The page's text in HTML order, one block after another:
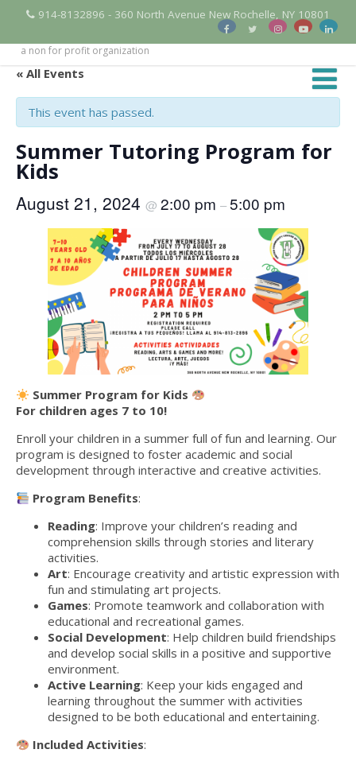
914-8132896 - 360 North Avenue New Rochelle, NY 10801
a non for profit organization
« All Events
This event has passed.
Summer Tutoring Program for
Kids
August 21, 2024 @ 2:00 pm –5:00 pm
Summer Program for Kids
For children ages 7 to 10!
Enroll your children in a summer full of fun and learning. Our
program is designed to foster academic and social
development through interactive and creative activities.
Program Benefits:
Reading: Improve your children’s reading and
comprehension skills through stories and literary
activities.
Art: Encourage creativity and artistic expression with
fun and stimulating art projects.
Games: Promote teamwork and collaboration with
educational and recreational games.
Social Development: Help children build friendships
and develop social skills in a positive and supportive
environment.
Active Learning: Keep your kids engaged and
learning throughout the summer with activities
designed to be both educational and entertaining.
Included Activities: